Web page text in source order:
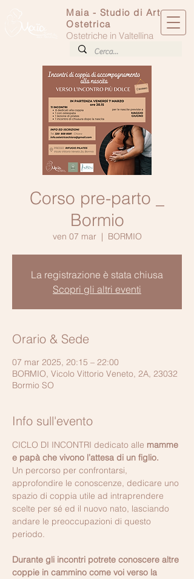
Maia - Studio di Arte
Ostetrica
Ostetriche in Valtellina
Corso pre-parto _
Bormio
ven 07 mar
  |
BORMIO
La registrazione è stata chiusa
Scopri gli altri eventi
Orario & Sede
07 mar 2025, 20:15 – 22:00
BORMIO, Vicolo Vittorio Veneto, 2A, 23032
Bormio SO
Info sull'evento
CICLO DI INCONTRI dedicato alle mamme
e papà che vivono l’attesa di un figlio.
Un percorso per confrontarsi,
approfondire le conoscenze, dedicare uno
spazio di coppia utile ad intraprendere
scelte per sé ed il nuovo nato, lasciando
andare le preoccupazioni di questo
periodo.
Durante gli incontri potrete conoscere altre
coppie in cammino come voi verso la